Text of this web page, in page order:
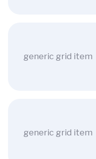
generic grid item
generic grid item